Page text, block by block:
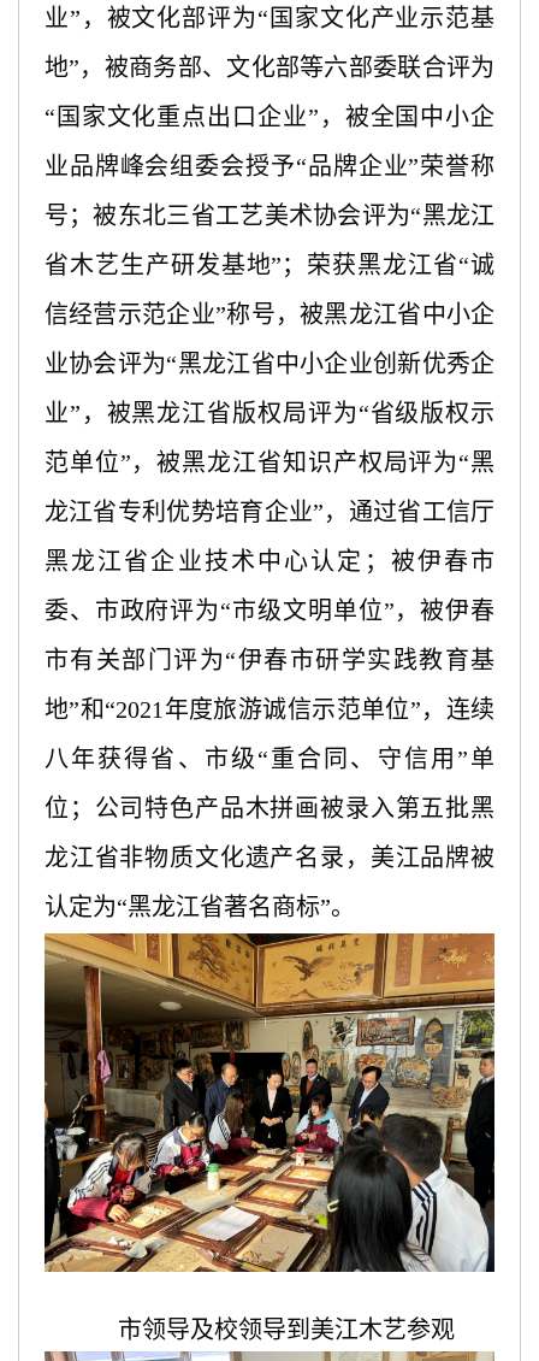
业”，被文化部评为“国家文化产业示范基
地”，被商务部、文化部等六部委联合评为
“国家文化重点出口企业”，被全国中小企
业品牌峰会组委会授予“品牌企业”荣誉称
号；被东北三省工艺美术协会评为“黑龙江
省木艺生产研发基地”；荣获黑龙江省“诚
信经营示范企业”称号，被黑龙江省中小企
业协会评为“黑龙江省中小企业创新优秀企
业”，被黑龙江省版权局评为“省级版权示
范单位”，被黑龙江省知识产权局评为“黑
龙江省专利优势培育企业”，通过省工信厅
黑龙江省企业技术中心认定；被伊春市
委、市政府评为“市级文明单位”，被伊春
市有关部门评为“伊春市研学实践教育基
地”和“2021年度旅游诚信示范单位”，连续
八年获得省、市级“重合同、守信用”单
位；公司特色产品木拼画被录入第五批黑
龙江省非物质文化遗产名录，美江品牌被
认定为“黑龙江省著名商标”。
市领导及校领导到美江木艺参观